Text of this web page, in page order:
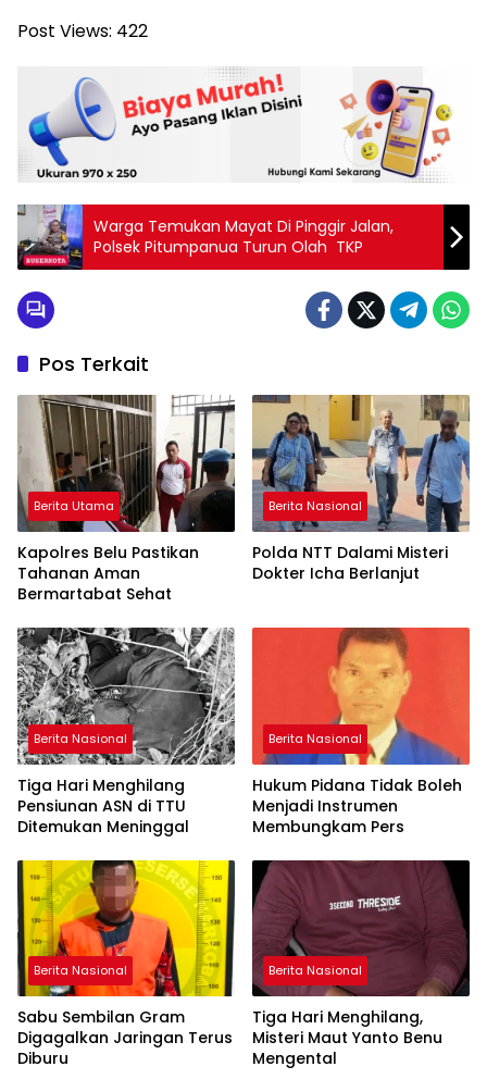
Post Views: 422
Warga Temukan Mayat Di Pinggir Jalan,
Polsek Pitumpanua Turun Olah TKP
Pos Terkait
Berita Utama
Kapolres Belu Pastikan
Tahanan Aman
Bermartabat Sehat
Berita Nasional
Polda NTT Dalami Misteri
Dokter Icha Berlanjut
Berita Nasional
Tiga Hari Menghilang
Pensiunan ASN di TTU
Ditemukan Meninggal
Berita Nasional
Hukum Pidana Tidak Boleh
Menjadi Instrumen
Membungkam Pers
Berita Nasional
Sabu Sembilan Gram
Digagalkan Jaringan Terus
Diburu
Berita Nasional
Tiga Hari Menghilang,
Misteri Maut Yanto Benu
Mengental